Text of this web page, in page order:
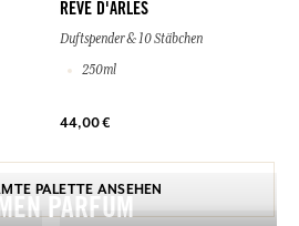
RÊVE D'ARLES
Duftspender & 10 Stäbchen
250ml
44,00 €
PALETTE ANSEHEN
PARFUM